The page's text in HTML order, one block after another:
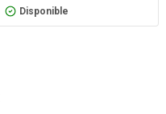
Disponible